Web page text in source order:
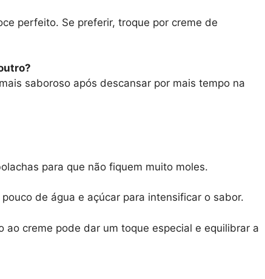
perfeito. Se preferir, troque por creme de
saboroso após descansar por mais tempo na
para que não fiquem muito moles.
de água e açúcar para intensificar o sabor.
ao creme pode dar um toque especial e equilibrar a